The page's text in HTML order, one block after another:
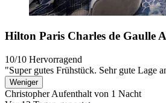
Hilton Paris Charles de Gaulle
10/10 Hervorragend
"Super gutes Frühstück. Sehr gute Lage
Weniger
ChristopherAufenthalt von 1 Nacht